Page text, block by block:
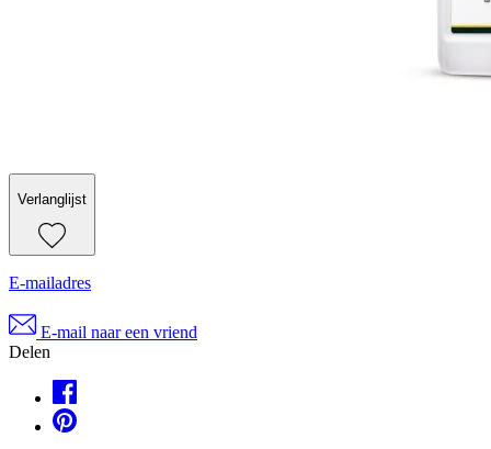
Verlanglijst
E-mailadres
E-mail naar een vriend
Delen